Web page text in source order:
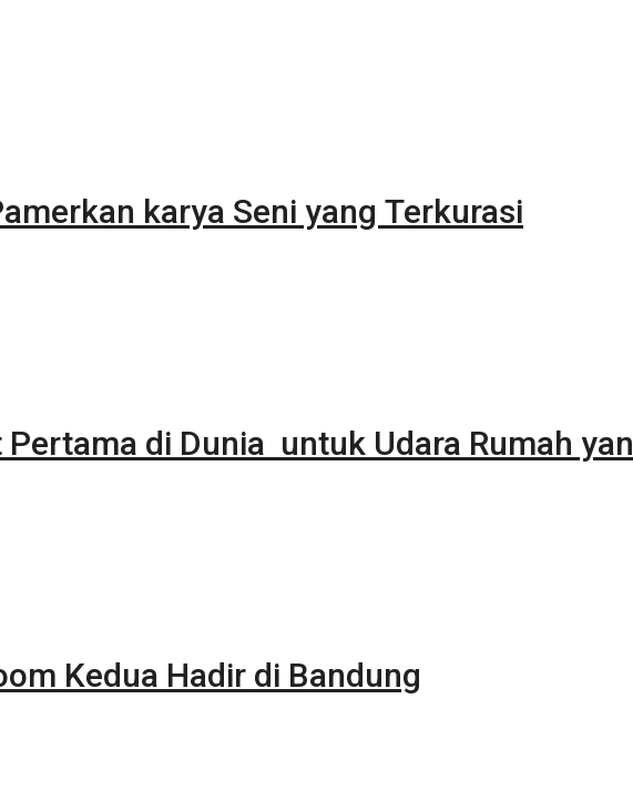
karya Seni yang Terkurasi
Pertama di Dunia untuk Udara Rumah
Kedua Hadir di Bandung